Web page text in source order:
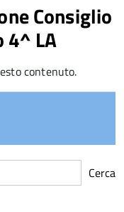
Consiglio
4^ LA
contenuto.
Cerca